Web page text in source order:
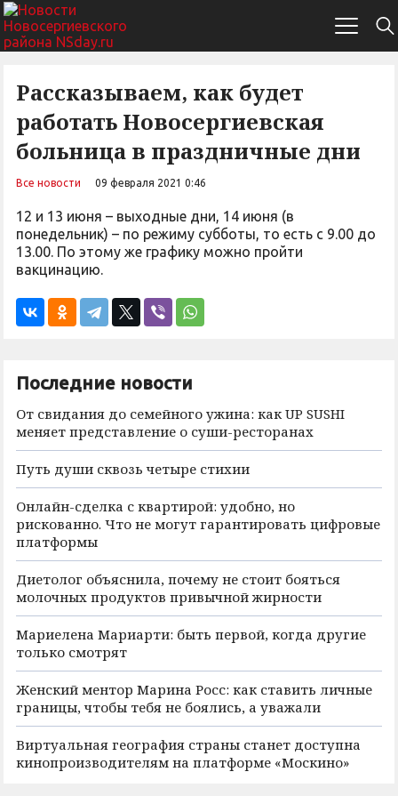
Рассказываем, как будет
работать Новосергиевская
больница в праздничные дни
Все новости 09 февраля 2021 0:46
12 и 13 июня – выходные дни, 14 июня (в
понедельник) – по режиму субботы, то есть с 9.00 до
13.00. По этому же графику можно пройти
вакцинацию.
Последние новости
От свидания до семейного ужина: как UP SUSHI
меняет представление о суши-ресторанах
Путь души сквозь четыре стихии
Онлайн-сделка с квартирой: удобно, но
рискованно. Что не могут гарантировать цифровые
платформы
Диетолог объяснила, почему не стоит бояться
молочных продуктов привычной жирности
Мариелена Мариарти: быть первой, когда другие
только смотрят
Женский ментор Марина Росс: как ставить личные
границы, чтобы тебя не боялись, а уважали
Виртуальная география страны станет доступна
кинопроизводителям на платформе «Москино»